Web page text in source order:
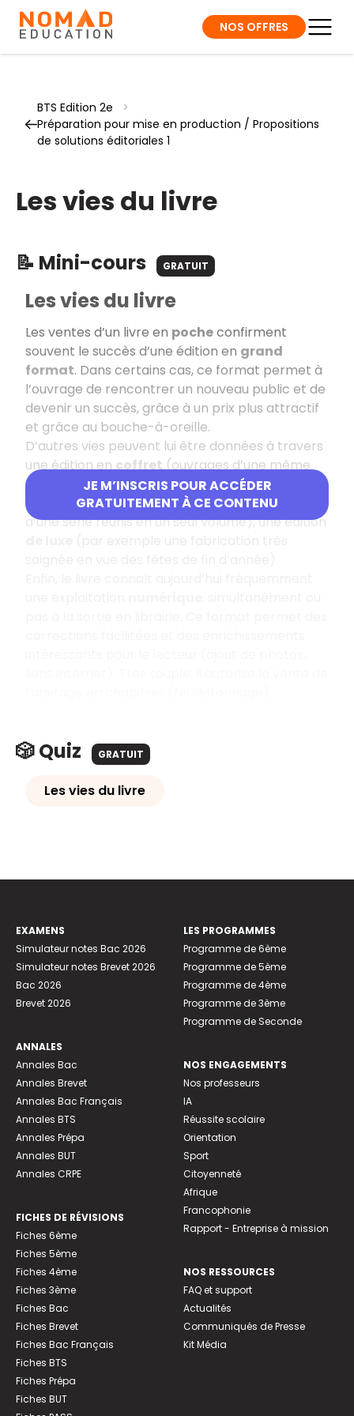
NOS OFFRES
BTS Edition 2e
>
Préparation pour mise en production / Propositions
de solutions éditoriales 1
Les vies du livre
📝 Mini-cours GRATUIT
JE M’INSCRIS POUR ACCÉDER
GRATUITEMENT À CE CONTENU
Les vies du livre
Les ventes d’un livre en pocheconfirment
souvent le succès d’une édition en grand
format. Dans certains cas, ce format permet à
l’ouvrage de rencontrer un nouveau public et de
devenir un succès, grâce à un prix plus attractif
et grâce au bouche-à-oreille.
D’autres vies peuvent lui être données à travers
une édition en coffret (ouvrages d’une même
série, d’un même auteur ou sur une même
thématique), uneintégrale(tous les tomes
d’une série réunis en un seul volume), une édition
🎲 Quiz GRATUIT
Les vies du livre
EXAMENS
Simulateur notes Bac 2026
Simulateur notes Brevet 2026
Bac 2026
Brevet 2026
ANNALES
Annales Bac
Annales Brevet
Annales Bac Français
Annales BTS
Annales Prépa
Annales BUT
Annales CRPE
FICHES DE RÉVISIONS
Fiches 6ème
Fiches 5ème
Fiches 4ème
Fiches 3ème
Fiches Bac
Fiches Brevet
Fiches Bac Français
Fiches BTS
Fiches Prépa
Fiches BUT
LES PROGRAMMES
Programme de 6ème
Programme de 5ème
Programme de 4ème
Programme de 3ème
Programme de Seconde
NOS ENGAGEMENTS
Nos professeurs
IA
Réussite scolaire
Orientation
Sport
Citoyenneté
Afrique
Francophonie
Rapport - Entreprise à mission
NOS RESSOURCES
FAQ et support
Actualités
Communiqués de Presse
Kit Média